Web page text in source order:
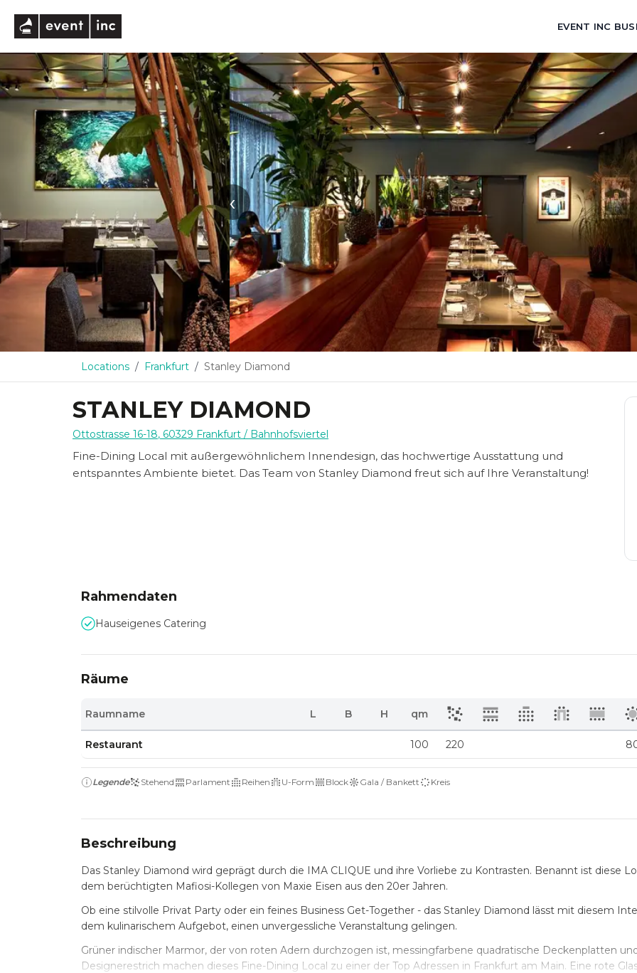
EVENT INC
‹
Locations Frankfurt Stanley Diamond
STANLEY DIAMOND
Ottostrasse 16-18, 60329 Frankfurt / Bahnhofsviertel
Fine-Dining Local mit außergewöhnlichem Innendesign, das hochwertige Ausstattung und
entspanntes Ambiente bietet. Das Team von Stanley Diamond freut sich auf Ihre Veranstaltung!
Rahmendaten
Hauseigenes Catering
Räume
Raumname L B H qm
Restaurant 100 220
Legende Stehend Parlament Reihen U-Form Block Gala / Bankett Kreis
Beschreibung
Das Stanley Diamond wird geprägt durch die IMA CLIQUE und ihre Vorliebe zu Kontrasten. Benannt ist diese
dem berüchtigten Mafiosi-Kollegen von Maxie Eisen aus den 20er Jahren.
Ob eine stilvolle Privat Party oder ein feines Business Get-Together - das Stanley Diamond lässt mit diesem
dem kulinarischem Aufgebot, einen unvergessliche Veranstaltung gelingen.
Grüner indischer Marmor, der von roten Adern durchzogen ist, messingfarbene quadratische Deckenplatten
Designerestrich machen dieses Fine-Dining Local zu einer der Top Adressen in Frankfurt am Main. Eine rote